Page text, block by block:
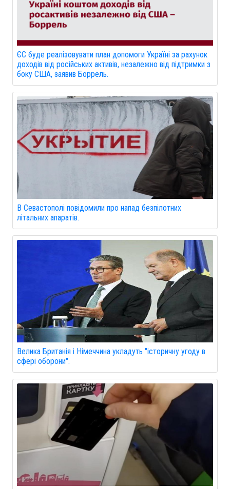
ЄС буде реалізовувати план допомоги Україні за рахунок
доходів від російських активів, незалежно від підтримки з
боку США, заявив Боррель.
В Севастополі повідомили про напад безпілотних
літальних апаратів.
Велика Британія і Німеччина укладуть "історичну угоду в
сфері оборони".